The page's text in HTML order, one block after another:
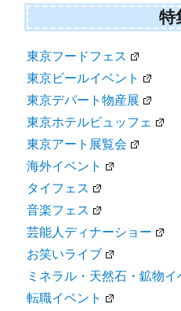
特
東京フードフェス
東京ビールイベント
東京デパート物産展
東京ホテルビュッフェ
東京アート展覧会
海外イベント
タイフェス
音楽フェス
芸能人ディナーショー
お笑いライブ
ミネラル・天然石・鉱物イ
転職イベント